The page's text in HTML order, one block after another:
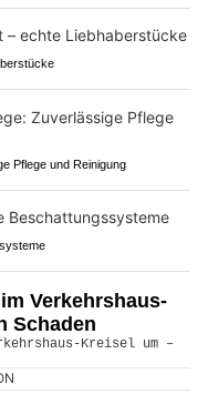
Pflege und Reinigung
Verkehrshaus-
Schaden